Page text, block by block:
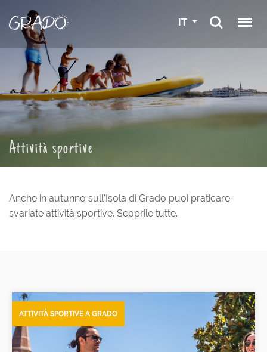
IT
Attività sportive
Anche in autunno sull'Isola di Grado puoi praticare
svariate attività sportive. Scoprile tutte.
ATTIVITÀ SPORTIVE A GRADO